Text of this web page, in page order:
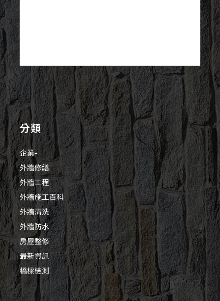
分類
企業+
外牆修繕
外牆工程
外牆施工百科
外牆清洗
外牆防水
房屋整修
最新資訊
橋樑檢測